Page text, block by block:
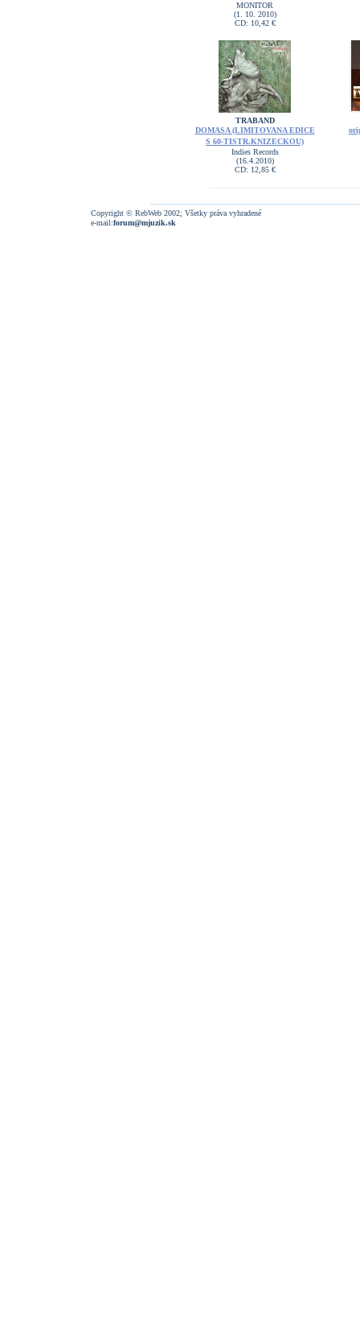
MONITOR
(1. 10. 2010)
CD: 10,42 €
TRABAND
DOMASA (LIMITOVANA EDICE
S 60-TISTR.KNIZECKOU)
Indies Records
(16.4.2010)
CD: 12,85 €
Copyright © RebWeb 2002; Všetky práva vyhradené
e-mail:forum@mjuzik.sk